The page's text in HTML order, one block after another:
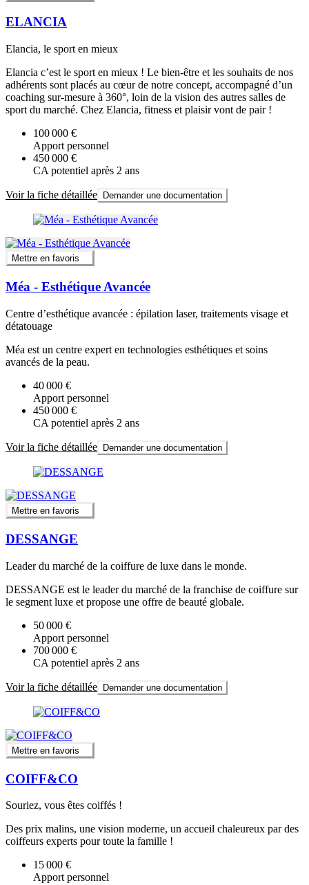
ELANCIA
Elancia, le sport en mieux
Elancia c’est le sport en mieux ! Le bien-être et les souhaits de nos
adhérents sont placés au cœur de notre concept, accompagné d’un
coaching sur-mesure à 360°, loin de la vision des autres salles de
sport du marché. Chez Elancia, fitness et plaisir vont de pair !
100 000 €
Apport personnel
450 000 €
CA potentiel après 2 ans
Voir la fiche détaillée Demander une documentation
Mettre en favoris
Méa - Esthétique Avancée
Centre d’esthétique avancée : épilation laser, traitements visage et
détatouage
Méa est un centre expert en technologies esthétiques et soins
avancés de la peau.
40 000 €
Apport personnel
450 000 €
CA potentiel après 2 ans
Voir la fiche détaillée Demander une documentation
Mettre en favoris
DESSANGE
Leader du marché de la coiffure de luxe dans le monde.
DESSANGE est le leader du marché de la franchise de coiffure sur
le segment luxe et propose une offre de beauté globale.
50 000 €
Apport personnel
700 000 €
CA potentiel après 2 ans
Voir la fiche détaillée Demander une documentation
Mettre en favoris
COIFF&CO
Souriez, vous êtes coiffés !
Des prix malins, une vision moderne, un accueil chaleureux par des
coiffeurs experts pour toute la famille !
15 000 €
Apport personnel